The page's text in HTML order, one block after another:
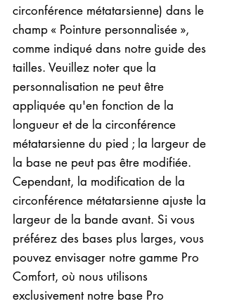
circonférence métatarsienne) dans le
champ « Pointure personnalisée »,
comme indiqué dans notre guide des
tailles. Veuillez noter que la
personnalisation ne peut être
appliquée qu'en fonction de la
longueur et de la circonférence
métatarsienne du pied ; la largeur de
la base ne peut pas être modifiée.
Cependant, la modification de la
circonférence métatarsienne ajuste la
largeur de la bande avant. Si vous
préférez des bases plus larges, vous
pouvez envisager notre gamme Pro
Comfort, où nous utilisons
exclusivement notre base Pro